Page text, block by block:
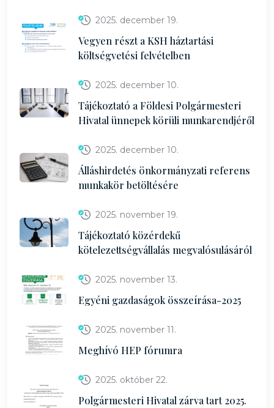
2025. december 19.
Vegyen részt a KSH háztartási
költségvetési felvételben
2025. december 10.
Tájékoztató a Földesi Polgármesteri
Hivatal ünnepek körüli munkarendjéről
2025. december 10.
Álláshirdetés önkormányzati referens
munkakör betöltésére
2025. november 19.
Tájékoztató közérdekű
kötelezettségvállalás megvalósulásáról
2025. november 13.
Egyéni gazdaságok összeírása-2025
2025. november 11.
Meghívó HEP fórumra
2025. október 22.
Polgármesteri Hivatal zárva tart 2025.